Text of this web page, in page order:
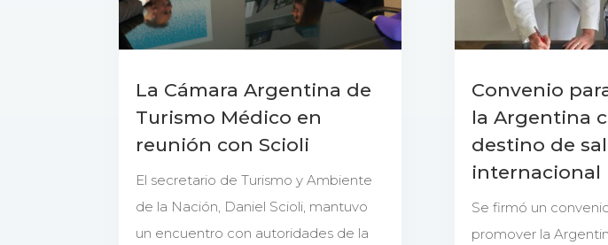
La Cámara Argentina de
Turismo Médico en
reunión con Scioli
El secretario de Turismo y Ambiente
de la Nación, Daniel Scioli, mantuvo
un encuentro con autoridades de la
Convenio
la Argentina
destino de
internacional
Se firmó un
promover la